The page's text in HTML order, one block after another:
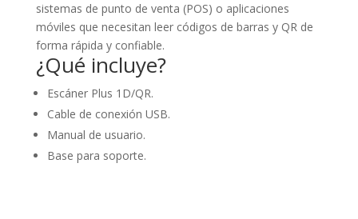
sistemas de punto de venta (POS) o aplicaciones
móviles que necesitan leer códigos de barras y QR de
forma rápida y confiable.
¿Qué incluye?
Escáner Plus 1D/QR.
Cable de conexión USB.
Manual de usuario.
Base para soporte.